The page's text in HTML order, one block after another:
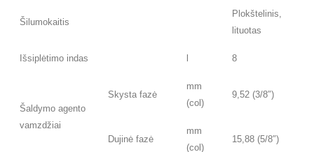
Šilumokaitis
Plokštelinis,
lituotas
Išsiplėtimo indas 8
Šaldymo agento
vamzdžiai
Skysta fazė
mm
(col)
9,52 (3/8″)
Dujinė fazė
mm
(col)
15,88 (5/8″)